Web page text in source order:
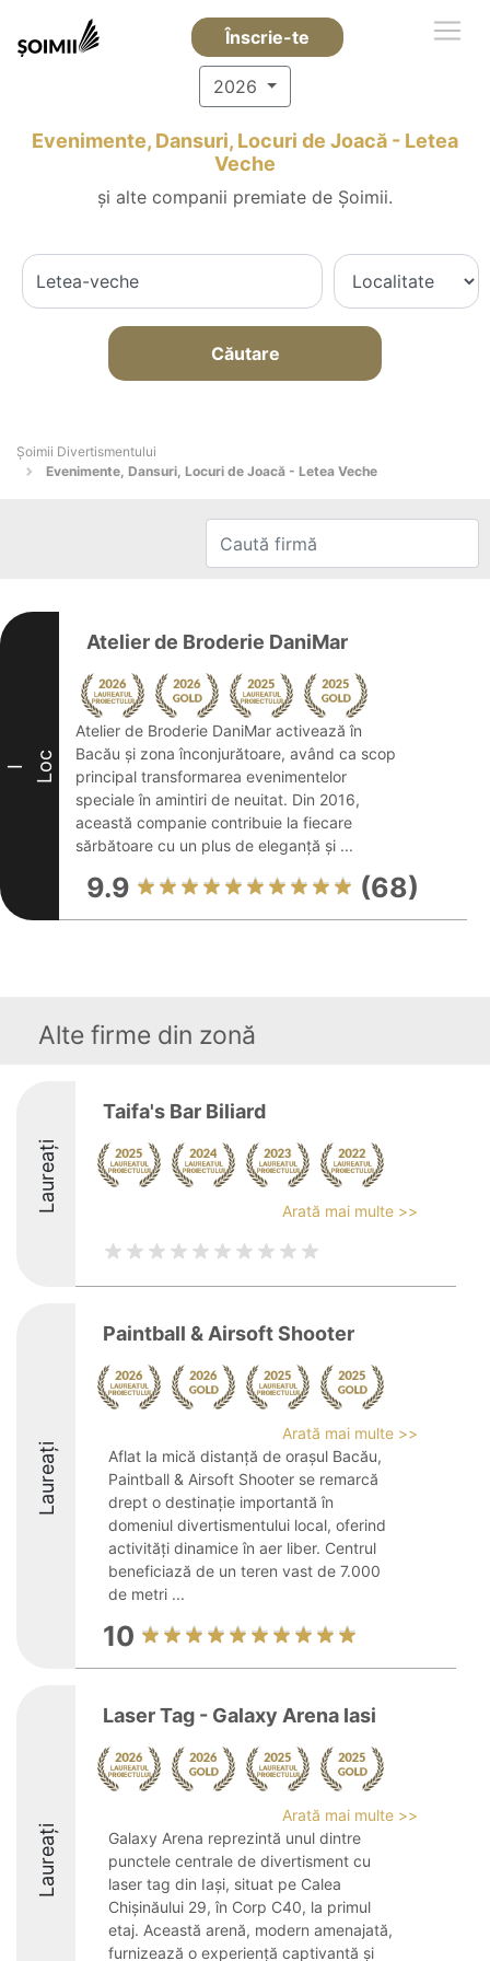
Înscrie-te
2026
Evenimente, Dansuri, Locuri de Joacă - Letea
Veche
și alte companii premiate de Șoimii.
Căutare
Şoimii Divertismentului
Evenimente, Dansuri, Locuri de Joacă - Letea Veche
I Loc
Atelier de Broderie DaniMar
Atelier de Broderie DaniMar activează în
Bacău și zona înconjurătoare, având ca scop
principal transformarea evenimentelor
speciale în amintiri de neuitat. Din 2016,
această companie contribuie la fiecare
sărbătoare cu un plus de eleganță și ...
9.9 (68)
Alte firme din zonă
Laureați
Taifa's Bar Biliard
Arată mai multe >>
Laureați
Paintball & Airsoft Shooter
Arată mai multe >>
Aflat la mică distanță de orașul Bacău,
Paintball & Airsoft Shooter se remarcă
drept o destinație importantă în
domeniul divertismentului local, oferind
activități dinamice în aer liber. Centrul
beneficiază de un teren vast de 7.000
de metri ...
10
Laureați
Laser Tag - Galaxy Arena Iasi
Arată mai multe >>
Galaxy Arena reprezintă unul dintre
punctele centrale de divertisment cu
laser tag din Iași, situat pe Calea
Chișinăului 29, în Corp C40, la primul
etaj. Această arenă, modern amenajată,
furnizează o experiență captivantă și